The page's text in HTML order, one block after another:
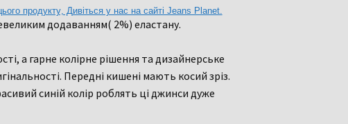
продукту, Дивіться у нас на сайті Jeans Planet.
додаванням( 2%) еластану.
а гарне колірне рішення та дизайнерське
Передні кишені мають косий зріз.
синій колір роблять ці джинси дуже